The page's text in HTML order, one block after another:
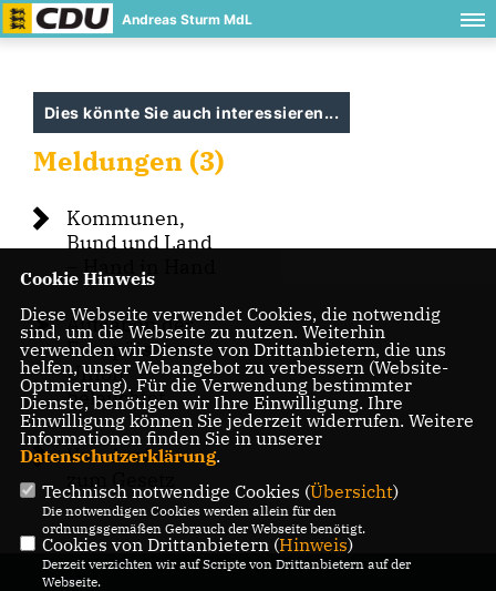
Andreas Sturm MdL
Dies könnte Sie auch interessieren...
Meldungen (3)
Kommunen,
Bund und Land
– Hand in Hand
Aufgaben der
Europäischen
Union
beleuchtet
Von der Idee
zum Gesetz
Cookie Hinweis
Diese Webseite verwendet Cookies, die notwendig
sind, um die Webseite zu nutzen. Weiterhin
verwenden wir Dienste von Drittanbietern, die uns
helfen, unser Webangebot zu verbessern (Website-
Optmierung). Für die Verwendung bestimmter
Dienste, benötigen wir Ihre Einwilligung. Ihre
Einwilligung können Sie jederzeit widerrufen. Weitere
Informationen finden Sie in unserer
Datenschutzerklärung.
Technisch notwendige Cookies (Übersicht)
Die notwendigen Cookies werden allein für den
ordnungsgemäßen Gebrauch der Webseite benötigt.
Cookies von Drittanbietern (Hinweis)
Derzeit verzichten wir auf Scripte von Drittanbietern auf der
Webseite.